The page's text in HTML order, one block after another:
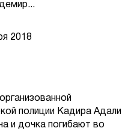
2018
полиции Кадира Адали
и дочка погибают во